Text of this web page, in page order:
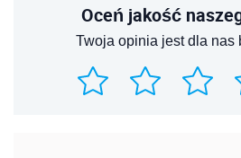
Oceń jakość
Twoja opinia jest dla nas